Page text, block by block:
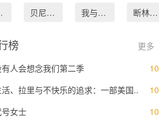
.. 贝尼多姆命.. 我与沃尔特.. 断林镇谜案..
榜
更多
人会想念我们第二季
活、拉里与不快乐的追求：一部美国..
女士